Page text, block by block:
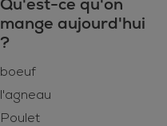
mange aujourd'hui
?
boeuf
l'agneau
Poulet